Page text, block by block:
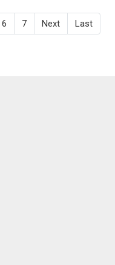
nhân sẽ có cách khắc
6 7 Next Last